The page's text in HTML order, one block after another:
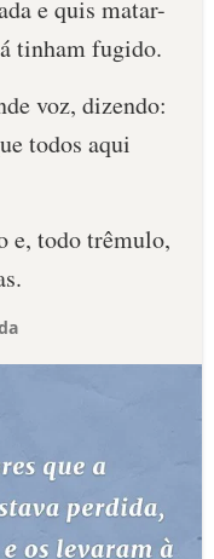
e quis matar-
tinham fugido.
voz, dizendo:
todos aqui
e, todo trêmulo,